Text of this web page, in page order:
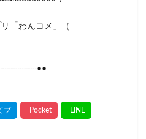
「わんコメ」（